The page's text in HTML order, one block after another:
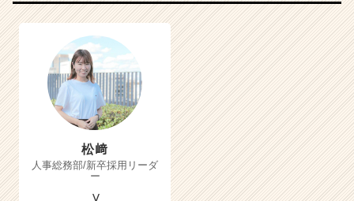
松﨑
人事総務部/新卒採用リーダ
ー